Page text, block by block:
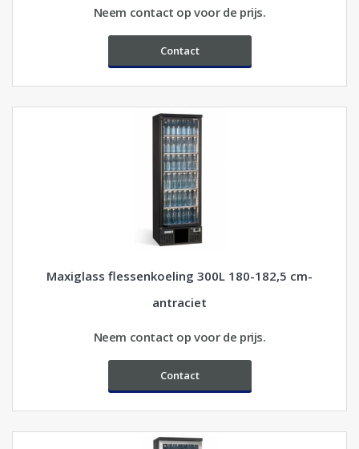
Neem contact op voor de prijs.
Contact
Maxiglass flessenkoeling 300L 180-182,5 cm-
antraciet
Neem contact op voor de prijs.
Contact